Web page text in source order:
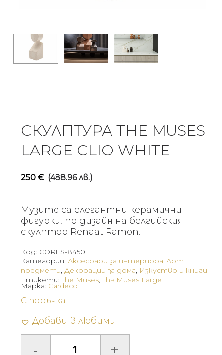
СКУЛПТУРА THE MUSES
LARGE CLIO WHITE
250 € (488.96 лв.)
Музите са елегантни керамични
фигурки, по дизайн на белгийския
скулптор Renaat Ramon.
Код: CORES-8450
Категории: Аксесоари за интериора, Арт
предмети, Декорации за дома, Изкуство и книги
Етикети:The Muses,The Muses Large
С поръчка
Добави в любими
Марка: Gardeco